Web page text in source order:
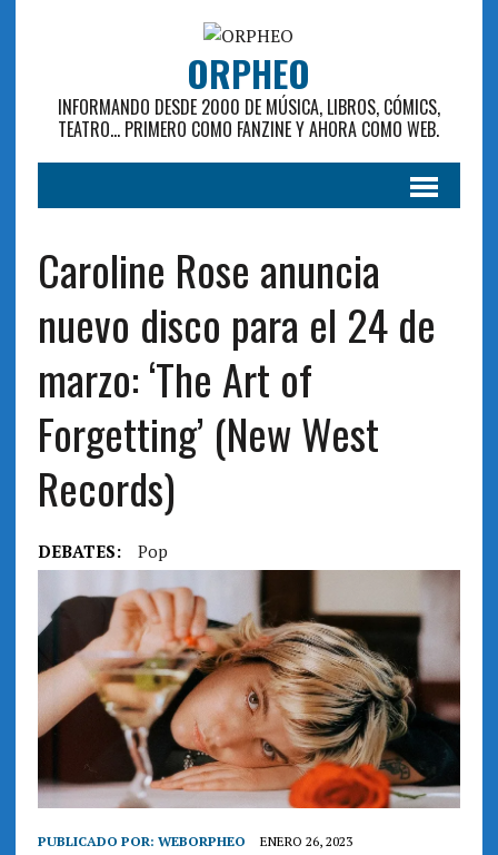
ORPHEO
INFORMANDO DESDE 2000 DE MÚSICA, LIBROS, CÓMICS,
TEATRO... PRIMERO COMO FANZINE Y AHORA COMO WEB.
Caroline Rose anuncia
nuevo disco para el 24 de
marzo: ‘The Art of
Forgetting’ (New West
Records)
DEBATES: Pop
PUBLICADO POR: WEBORPHEO ENERO 26, 2023